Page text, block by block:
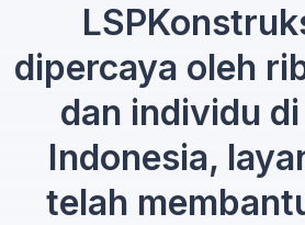
dipercaya oleh
dan individu
Indonesia,
telah